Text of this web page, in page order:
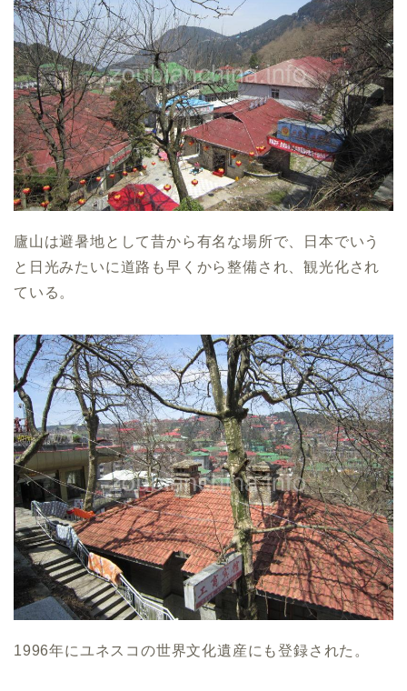
廬山は避暑地として昔から有名な場所で、日本でいう
と日光みたいに道路も早くから整備され、観光化され
ている。
1996年にユネスコの世界文化遺産にも登録された。